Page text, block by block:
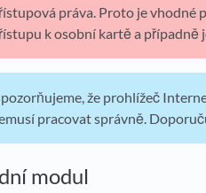
práva. Proto je vhodné
k osobní kartě a případně
že prohlížeč
pracovat správně.
modul